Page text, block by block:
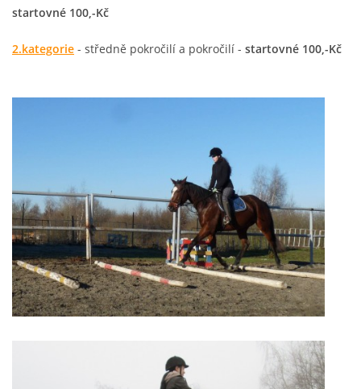
startovné 100,-Kč
2.kategorie - středně pokročilí a pokročilí - startovné 100,-Kč